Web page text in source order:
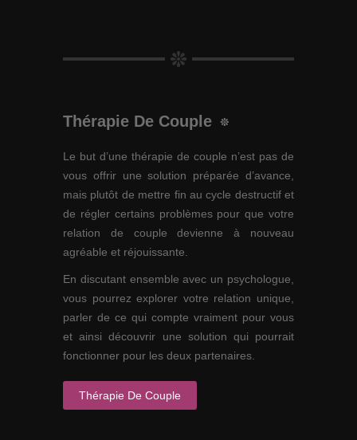
Thérapie De Couple
Le but d’une thérapie de couple n’est pas de
vous offrir une solution préparée d’avance,
mais plutôt de mettre fin au cycle destructif et
de régler certains problèmes pour que votre
relation de couple devienne à nouveau
agréable et réjouissante.
En discutant ensemble avec un psychologue,
vous pourrez explorer votre relation unique,
parler de ce qui compte vraiment pour vous
et ainsi découvrir une solution qui pourrait
fonctionner pour les deux partenaires.
Thérapie De Couple